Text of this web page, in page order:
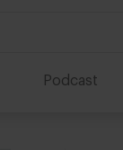
Podcast